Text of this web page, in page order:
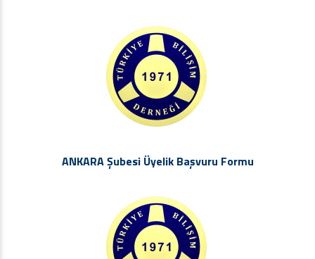
ANKARA Şubesi Üyelik Başvuru Formu